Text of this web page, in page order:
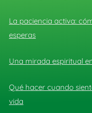
La paciencia activa:
esperas
Una mirada espiritual
Qué hacer cuando
vida